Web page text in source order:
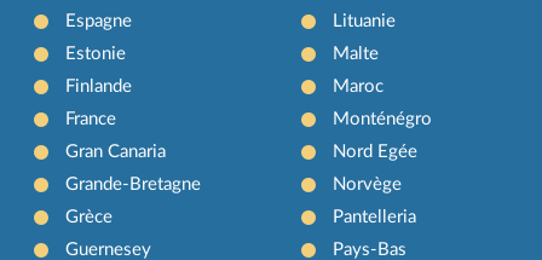
Espagne
Estonie
Finlande
France
Gran Canaria
Grande-Bretagne
Grèce
Guernesey
Lituanie
Malte
Maroc
Monténégro
Nord Egée
Norvège
Pantelleria
Pays-Bas